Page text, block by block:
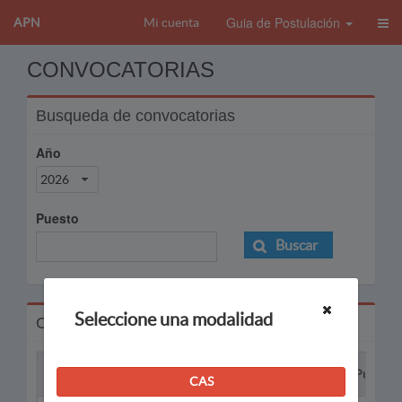
APN Mi cuenta Guia de Postulación
CONVOCATORIAS
Busqueda de convocatorias
Año
2026
Puesto
Buscar
Convocatorias
Puesto
Seleccione una modalidad
CAS